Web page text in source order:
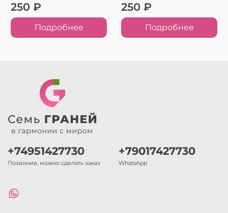
250 ₽
Подробнее
250 ₽
Подробнее
+74951427730
Позвонив, можно сделать заказ
+79017427730
WhatsApp